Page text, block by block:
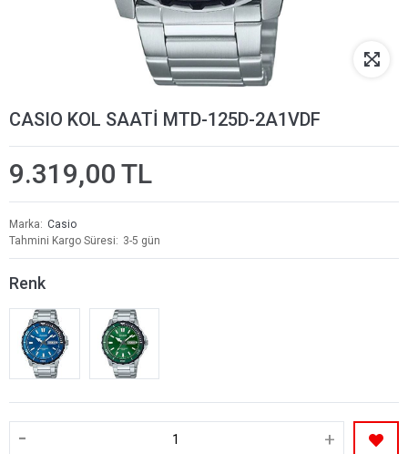
CASIO KOL SAATİ MTD-125D-2A1VDF
9.319,00 TL
Marka
Casio
Tahmini Kargo Süresi
3-5 gün
Renk
- +